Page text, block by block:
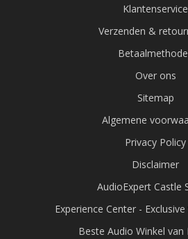
Klantenservice
Verzenden &
Over ons
Sitemap
Algemene
Privacy Policy
Disclaimer
AudioExpert Castle
Experience Center -
Beste Audio Winkel van